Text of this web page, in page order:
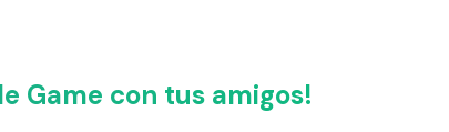
Game con tus amigos!